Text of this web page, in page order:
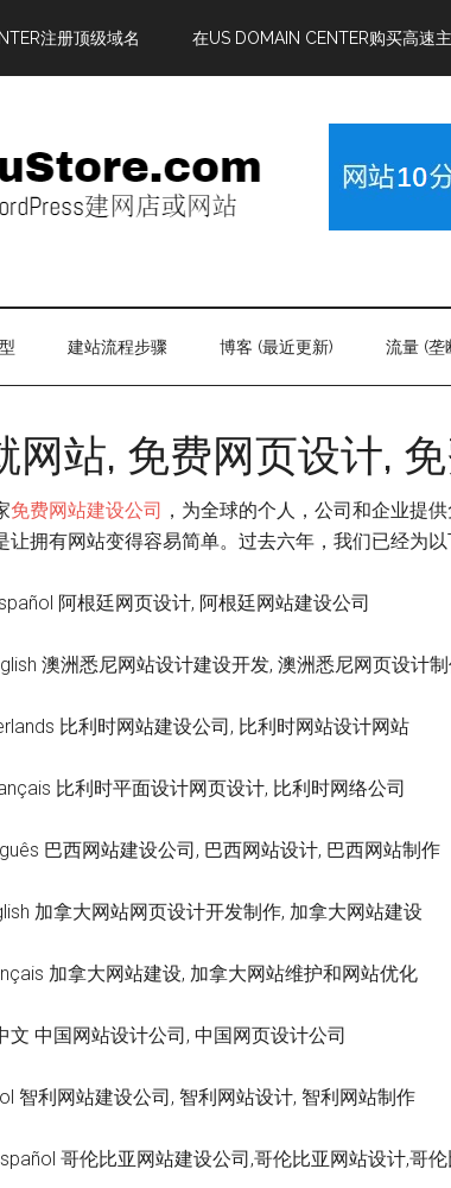
注册顶级域名 在US DOMAIN CENTER购买高速
建站流程步骤 博客 (最近更新) 流量 (垄
网站, 免费网页设计,
免费网站建设公司 ，为全球的个人，公司和企业提
让拥有网站变得容易简单。过去六年，我们已经为
阿根廷网页设计, 阿根廷网站建设公司
澳洲悉尼网站设计建设开发, 澳洲悉尼网页设计
比利时网站建设公司, 比利时网站设计网站
比利时平面设计网页设计, 比利时网络公司
巴西网站建设公司, 巴西网站设计, 巴西网站制作
加拿大网站网页设计开发制作, 加拿大网站建设
加拿大网站建设, 加拿大网站维护和网站优化
文 中国网站设计公司, 中国网页设计公司
智利网站建设公司, 智利网站设计, 智利网站制作
哥伦比亚网站建设公司,哥伦比亚网站设计,哥